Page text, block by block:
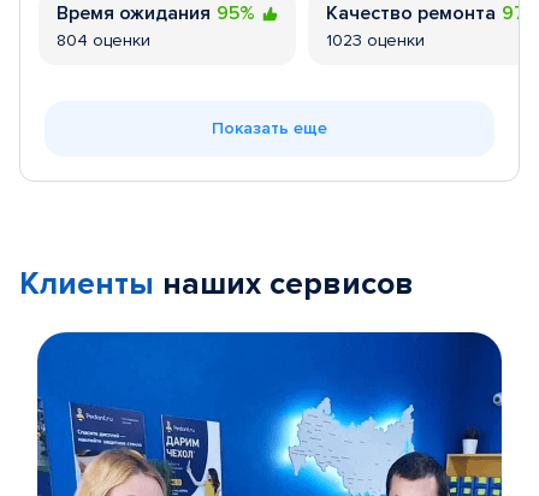
Время ожидания 95%
804 оценки
Качество ремонта
1023 оценки
Показать еще
Клиенты наших сервисов